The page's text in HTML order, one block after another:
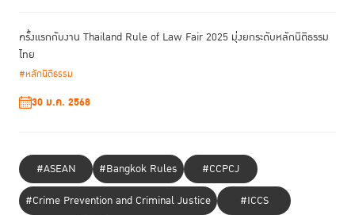
ครั้งแรกกับงาน Thailand Rule of Law Fair 2025 มุ่งยกระดับหลักนิติธรรม
ไทย
#หลักนิติธรรม
30 ม.ค. 2568
#ASEAN #Bangkok Rules
#CCPCJ
#Crime Prevention and Criminal Justice
#ICCS